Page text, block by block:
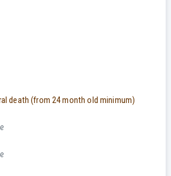
death (from 24 month old minimum)